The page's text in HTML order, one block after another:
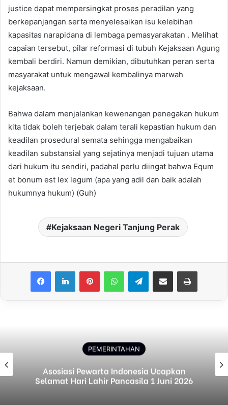
justice dapat mempersingkat proses peradilan yang
berkepanjangan serta menyelesaikan isu kelebihan
kapasitas narapidana di lembaga pemasyarakatan . Melihat
capaian tersebut, pilar reformasi di tubuh Kejaksaan Agung
kembali berdiri. Namun demikian, dibutuhkan peran serta
masyarakat untuk mengawal kembalinya marwah
kejaksaan.
Bahwa dalam menjalankan kewenangan penegakan hukum
kita tidak boleh terjebak dalam terali kepastian hukum dan
keadilan prosedural semata sehingga mengabaikan
keadilan substansial yang sejatinya menjadi tujuan utama
dari hukum itu sendiri, padahal perlu diingat bahwa Equm
et bonum est lex legum (apa yang adil dan baik adalah
hukumnya hukum) (Guh)
Kejaksaan Negeri Tanjung Perak
Telegram
PEMERINTAHAN
Asosiasi Pewarta Indonesia Ucapkan
Selamat Hari Lahir Pancasila 1 Juni 2026